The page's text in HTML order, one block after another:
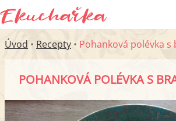
Úvod • Recepty • Pohanková polévka
POHANKOVÁ POLÉVKA S